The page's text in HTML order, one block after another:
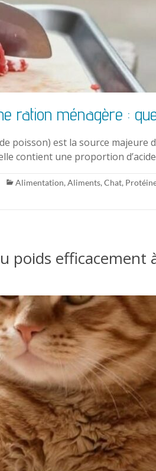
ration ménagère :
poisson) est la source majeure
contient une proportion
Alimentation, Aliments, Chat,
poids efficacement